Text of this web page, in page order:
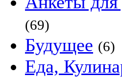
(69)
Будущее (6)
Еда,